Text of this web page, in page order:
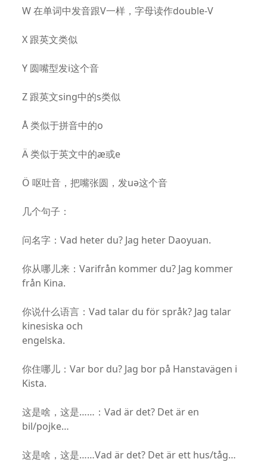
W 在单词中发音跟V一样，字母读作double-V
X 跟英文类似
Y 圆嘴型发i这个音
Z 跟英文sing中的s类似
Å 类似于拼音中的o
Ä 类似于英文中的æ或e
Ö 呕吐音，把嘴张圆，发uə这个音
几个句子：
问名字：Vad heter du? Jag heter Daoyuan.
你从哪儿来：Varifrån kommer du? Jag kommer
från Kina.
你说什么语言：Vad talar du för språk? Jag talar
kinesiska och
engelska.
你住哪儿：Var bor du? Jag bor på Hanstavägen i
Kista.
这是啥，这是……：Vad är det? Det är en
bil/pojke…
这是啥，这是……Vad är det? Det är ett hus/tåg…